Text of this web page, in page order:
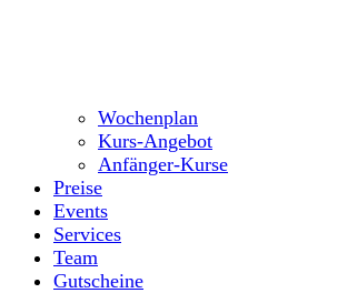
Wochenplan
Kurs-Angebot
Anfänger-Kurse
Preise
Events
Services
Team
Gutscheine